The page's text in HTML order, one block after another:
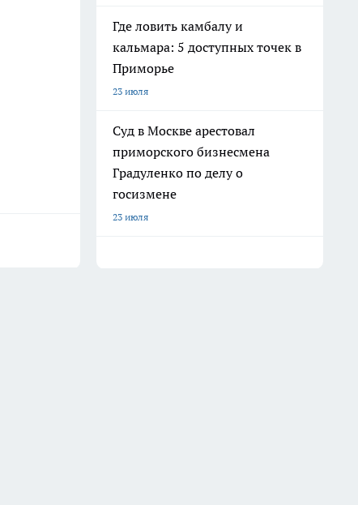
Где ловить камбалу и
кальмара: 5 доступных точек в
Приморье
23 июля
Суд в Москве арестовал
приморского бизнесмена
Градуленко по делу о
госизмене
23 июля